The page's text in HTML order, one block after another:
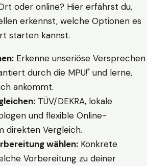
oder online? Hier erfährst du,
erkennst, welche Optionen es
starten kannst.
Erkenne unseriöse Versprechen
durch die MPU!" und lerne,
ankommt.
TÜV/DEKRA, lokale
und flexible Online-
direkten Vergleich.
wählen: Konkrete
Vorbereitung zu deiner